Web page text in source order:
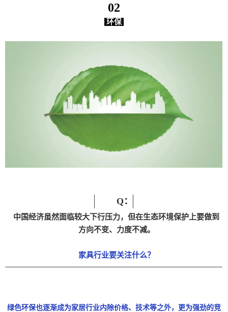
02
环保
Q：
中国经济虽然面临较大下行压力，但在生态环境保护上要做到
方向不变、力度不减。
家具行业要关注什么？
绿色环保也逐渐成为家居行业内除价格、技术等之外，更为强劲的竞